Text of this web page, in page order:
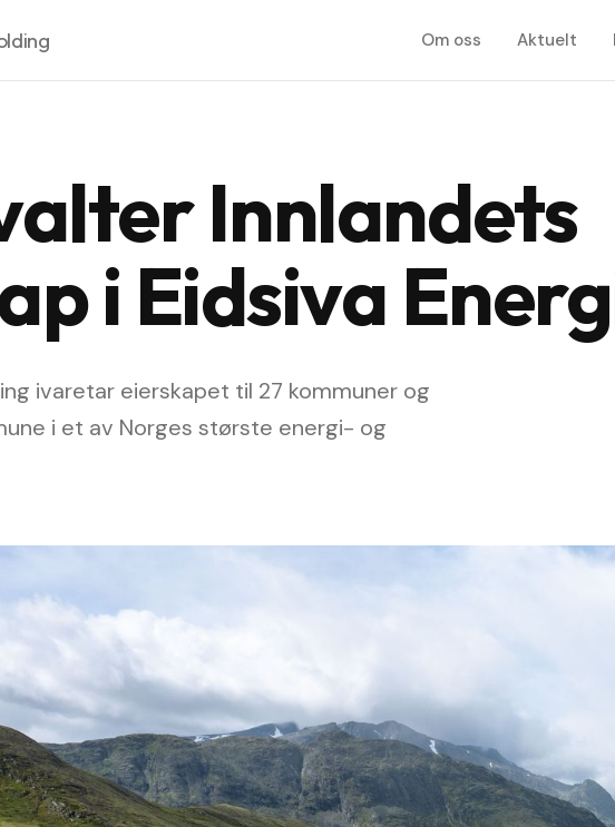
Om oss Aktuelt
Innlandets
i Eidsiva
ivaretar eierskapet til 27 kommuner og
i et av Norges største energi- og